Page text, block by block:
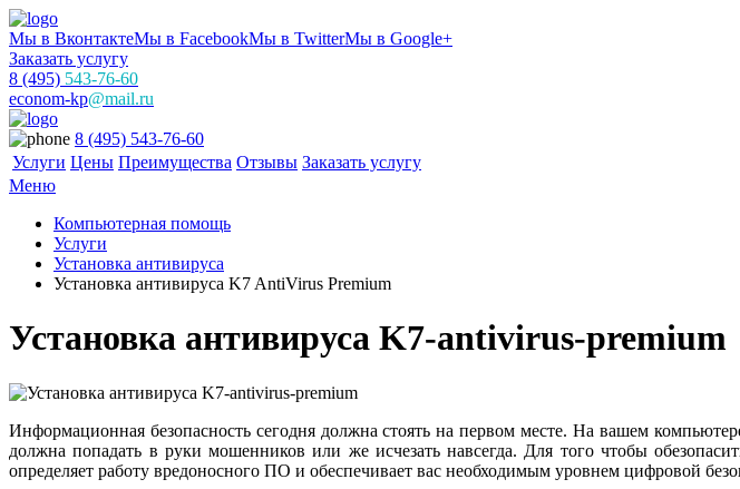
Мы в ВконтактеМы в FacebookМы в TwitterМы в Google+
Заказать услугу
8 (495) 543-76-60
econom-kp@mail.ru
8 (495) 543-76-60
Услуги Цены Преимущества Отзывы Заказать услугу
Меню
Компьютерная помощь
Услуги
Установка антивируса
Установка антивируса K7 AntiVirus Premium
Установка антивируса K7-antivirus-premium
Информационная безопасность сегодня должна стоять на первом месте. На вашем
должна попадать в руки мошенников или же исчезать навсегда. Для того чтобы
определяет работу вредоносного ПО и обеспечивает вас необходимым уровнем цифровой